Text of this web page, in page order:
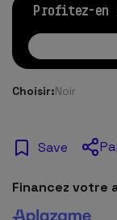
Profitez-
Choisir:Noir
Save
Financez votre